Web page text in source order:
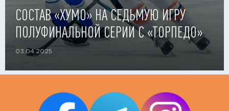
СОСТАВ «ХУМО» НА СЕДЬМУЮ ИГРУ
ПОЛУФИНАЛЬНОЙ СЕРИИ С «ТОРПЕДО»
03.04.2025